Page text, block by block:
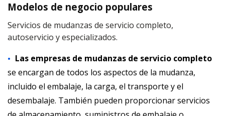
Modelos de negocio populares
Servicios de mudanzas de servicio completo,
autoservicio y especializados.
Las empresas de mudanzas de servicio completo
se encargan de todos los aspectos de la mudanza,
incluido el embalaje, la carga, el transporte y el
desembalaje. También pueden proporcionar servicios